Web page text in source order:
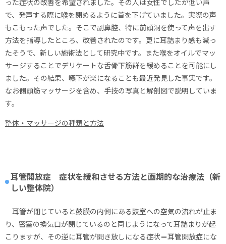
った症状の改善を希望されました。その人は女性でしたが低い声
で、発声する際に喉を閉めるように首を下げていました。実際の声
もこもった声でした。そこで副鼻腔、特に前頭洞を使って声を出す
方法を指導したところ、改善されたのです。更に耳詰まり感も減っ
たそうで、新しい施術法として研究中です。また喉をオイルでマッ
サージすることでデリケートな舌骨下筋群を緩めることを可能にし
ました。その結果、嚥下が楽になることも最近発見した事実です。
なお側頭筋マッサージを含め、手技の写真と解剖図で説明していま
す。
整体・マッサージの種類と方法
耳管開放症 症状を緩和させる方法と画期的な治療法（新
しい整体院）
耳管が閉じていると鼓膜の内側にある鼓室への空気の流れが止ま
り、密室の換気口が閉じているのと同じようになって耳詰まりが起
こりますが、その逆に耳管が開き放しになる症状＝耳管開放症にな